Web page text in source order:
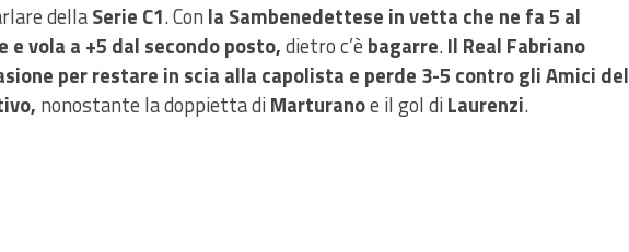
dellaSerie C1. Con la Sambenedettese in vetta che ne fa 5 al
e vola a +5 dal secondo posto,dietro c’è bagarre.Il Real Fabriano
per restare in scia alla capolista e perde 3-5 contro gli Amici del
nonostante la doppietta diMarturanoe il gol diLaurenzi.